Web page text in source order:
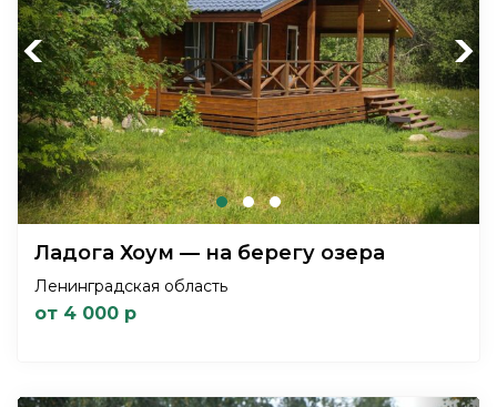
Previous Next
Ладога Хоум — на берегу озера
Ленинградская область
от 4 000 р